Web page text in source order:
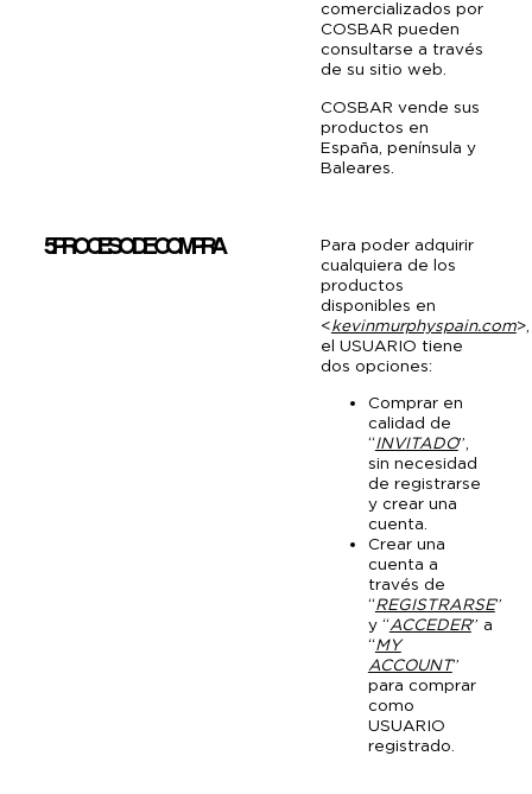
y analizar el tráfico. Además, compartimos información sobre
el uso que haga del sitio web con nuestros partners de redes
combinarla con otra información que les haya proporcionado
o que hayan recopilado a partir del uso que haya hecho de
comercializados por
COSBAR pueden
consultarse a través
de su sitio web.
COSBAR vende sus
productos en
España, península y
Baleares.
5. PROCESO DE COMPRA
Para poder adquirir
cualquiera de los
productos
disponibles en
<kevinmurphyspain.com>,
el USUARIO tiene
dos opciones:
Comprar en
calidad de
“INVITADO”,
sin necesidad
de registrarse
y crear una
cuenta.
Crear una
cuenta a
través de
“REGISTRARSE”
y “ACCEDER” a
“MY
ACCOUNT”
para comprar
como
USUARIO
registrado.